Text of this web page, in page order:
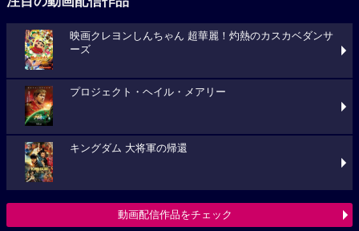
映画クレヨンしんちゃん 超華麗！灼熱のカスカベダンサ
ーズ
プロジェクト・ヘイル・メアリー
キングダム 大将軍の帰還
動画配信作品をチェック